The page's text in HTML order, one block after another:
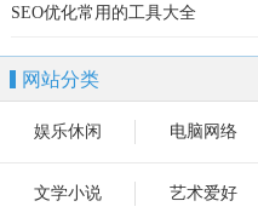
SEO优化常用的工具大全
网站分类
娱乐休闲 电脑网络
文学小说 艺术爱好